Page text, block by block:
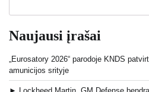
Naujausi įrašai
„Eurosatory 2026“ parodoje KNDS
amunicijos srityje